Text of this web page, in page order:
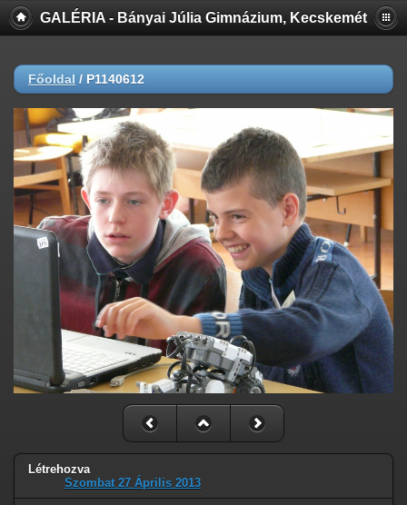
GALÉRIA - Bányai Júlia Gimnázium, Kecskemét
Főoldal / P1140612
Létrehozva
Szombat 27 Április 2013